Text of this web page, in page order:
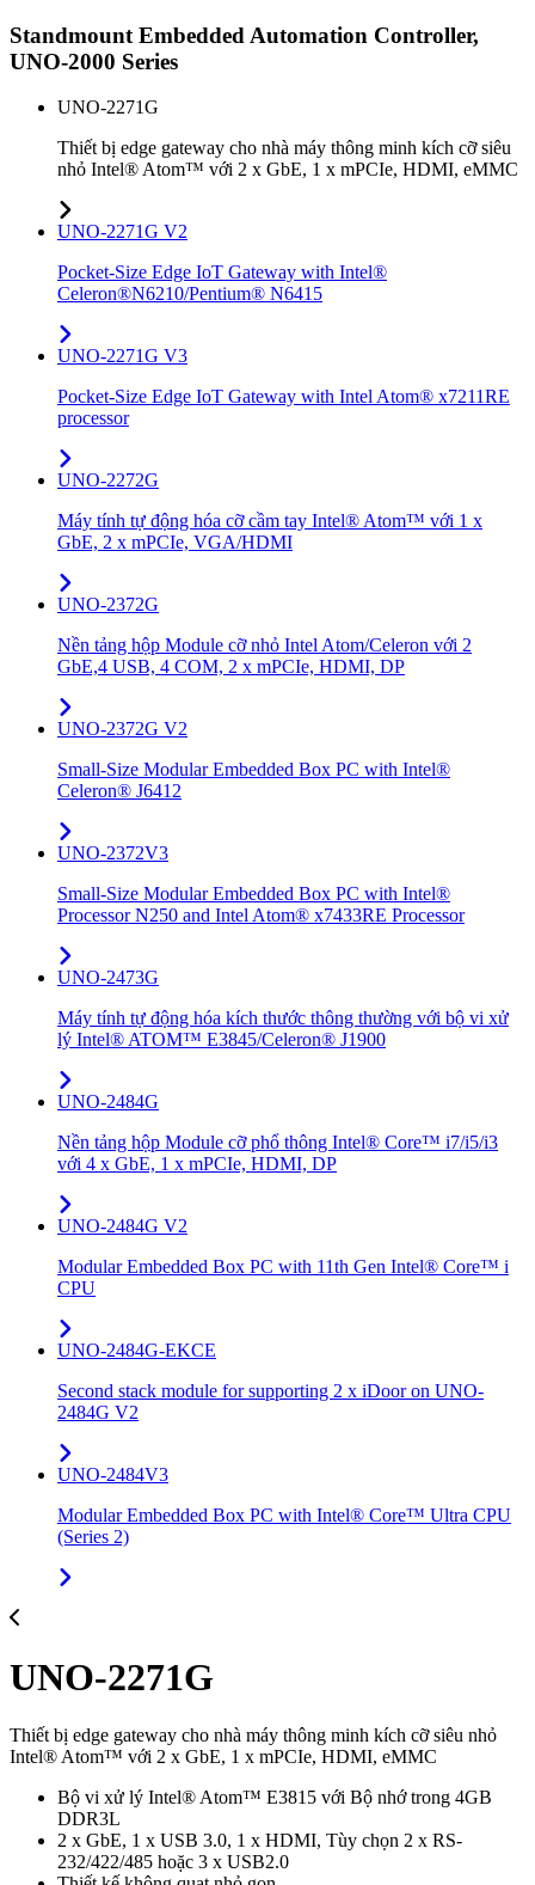
Standmount Embedded Automation Controller,
UNO-2000 Series
UNO-2271G
Thiết bị edge gateway cho nhà máy thông minh kích cỡ siêu
nhỏ Intel® Atom™ với 2 x GbE, 1 x mPCIe, HDMI, eMMC
UNO-2271G V2
Pocket-Size Edge IoT Gateway with Intel®
Celeron®N6210/Pentium® N6415
UNO-2271G V3
Pocket-Size Edge IoT Gateway with Intel Atom® x7211RE
processor
UNO-2272G
Máy tính tự động hóa cỡ cầm tay Intel® Atom™ với 1 x
GbE, 2 x mPCIe, VGA/HDMI
UNO-2372G
Nền tảng hộp Module cỡ nhỏ Intel Atom/Celeron với 2
GbE,4 USB, 4 COM, 2 x mPCIe, HDMI, DP
UNO-2372G V2
Small-Size Modular Embedded Box PC with Intel®
Celeron® J6412
UNO-2372V3
Small-Size Modular Embedded Box PC with Intel®
Processor N250 and Intel Atom® x7433RE Processor
UNO-2473G
Máy tính tự động hóa kích thước thông thường với bộ vi xử
lý Intel® ATOM™ E3845/Celeron® J1900
UNO-2484G
Nền tảng hộp Module cỡ phổ thông Intel® Core™ i7/i5/i3
với 4 x GbE, 1 x mPCIe, HDMI, DP
UNO-2484G V2
Modular Embedded Box PC with 11th Gen Intel® Core™ i
CPU
UNO-2484G-EKCE
Second stack module for supporting 2 x iDoor on UNO-
2484G V2
UNO-2484V3
Modular Embedded Box PC with Intel® Core™ Ultra CPU
(Series 2)
UNO-2271G
Thiết bị edge gateway cho nhà máy thông minh kích cỡ siêu nhỏ
Intel® Atom™ với 2 x GbE, 1 x mPCIe, HDMI, eMMC
Bộ vi xử lý Intel® Atom™ E3815 với Bộ nhớ trong 4GB
DDR3L
2 x GbE, 1 x USB 3.0, 1 x HDMI, Tùy chọn 2 x RS-
232/422/485 hoặc 3 x USB2.0